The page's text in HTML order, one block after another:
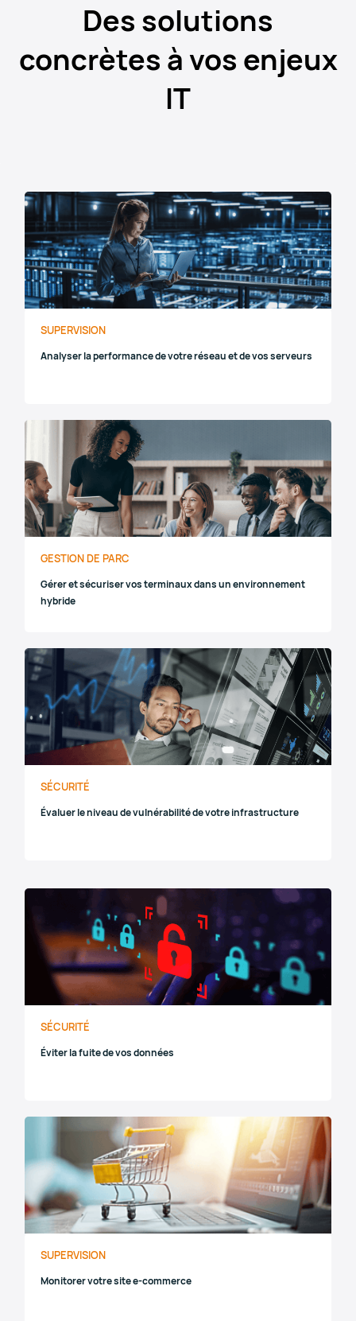
Des solutions
concrètes à vos enjeux
IT
SUPERVISION
Analyser la performance de votre réseau et de vos serveurs
GESTION DE PARC
Gérer et sécuriser vos terminaux dans un environnement
hybride
SÉCURITÉ
Évaluer le niveau de vulnérabilité de votre infrastructure
SÉCURITÉ
Éviter la fuite de vos données
SUPERVISION
Monitorer votre site e-commerce